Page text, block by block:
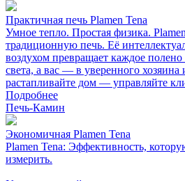
Практичная печь Plamen Tena
Умное тепло. Простая физика.
традиционную печь. Её
воздухом превращает каждое
света, а вас — в уверенного
растапливайте дом — управляйте
Подробнее
Печь-Камин
Экономичная Plamen Tena
Plamen Tena: Эффективность,
измерить.